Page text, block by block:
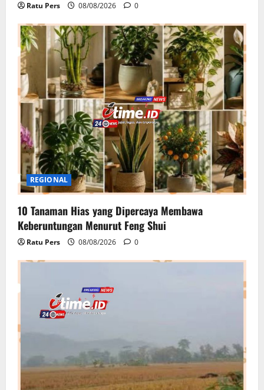
Ratu Pers 08/08/2026 0
REGIONAL
10 Tanaman Hias yang Dipercaya Membawa
Keberuntungan Menurut Feng Shui
Ratu Pers 08/08/2026 0